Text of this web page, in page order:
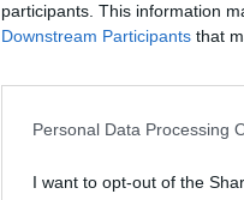
participants. This information
Downstream Participants that
Personal Data Processing
I want to opt-out of the